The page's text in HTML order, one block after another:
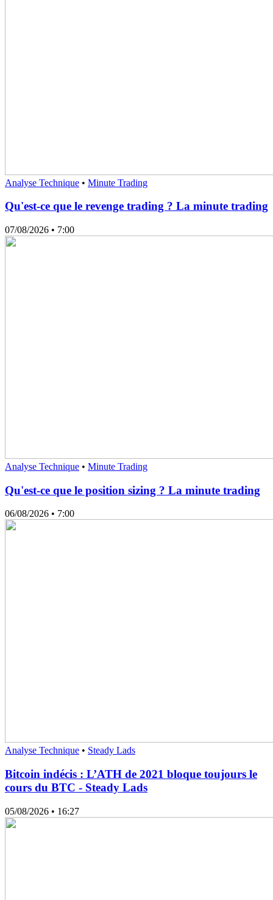
Analyse Technique • Minute Trading
Qu'est-ce que le revenge trading ? La minute trading
07/08/2026 • 7:00
Analyse Technique • Minute Trading
Qu'est-ce que le position sizing ? La minute trading
06/08/2026 • 7:00
Analyse Technique • Steady Lads
Bitcoin indécis : L’ATH de 2021 bloque toujours le
cours du BTC - Steady Lads
05/08/2026 • 16:27